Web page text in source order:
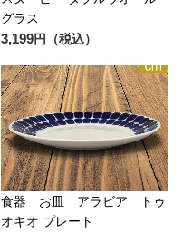
グラス
3,199円（税込）
食器 お皿 アラビア トゥ
オキオ プレート